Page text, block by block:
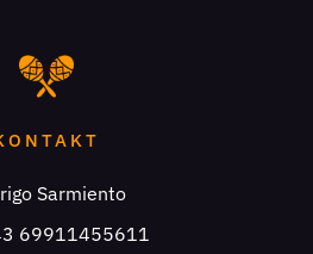
Sarmiento
69911455611